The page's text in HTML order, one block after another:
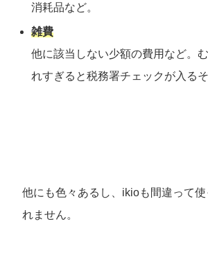
消耗品など。
雑費
他に該当しない少額の費用など。
れすぎると税務署チェックが入るそ
他にも色々あるし、ikioも間違って
れません。